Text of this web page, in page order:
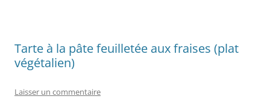
Tarte à la pâte feuilletée aux fraises (plat
végétalien)
Laisser un commentaire